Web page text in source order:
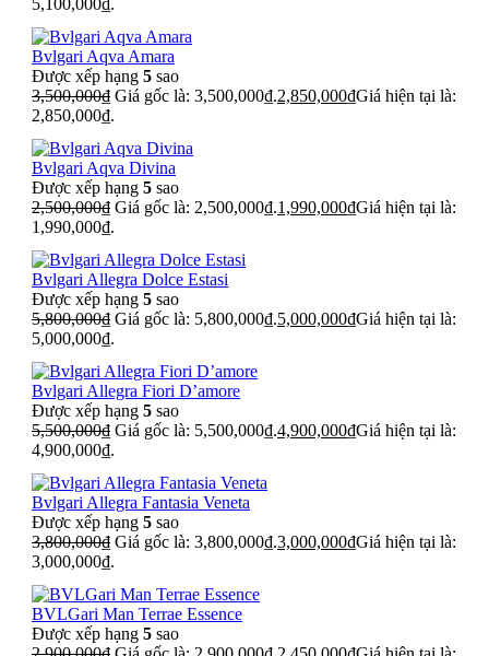
5,100,000₫.
Bvlgari Aqva Amara
Được xếp hạng 5 sao
3,500,000₫ Giá gốc là: 3,500,000₫.2,850,000₫Giá hiện tại là:
2,850,000₫.
Bvlgari Aqva Divina
Được xếp hạng 5 sao
2,500,000₫ Giá gốc là: 2,500,000₫.1,990,000₫Giá hiện tại là:
1,990,000₫.
Bvlgari Allegra Dolce Estasi
Được xếp hạng 5 sao
5,800,000₫ Giá gốc là: 5,800,000₫.5,000,000₫Giá hiện tại là:
5,000,000₫.
Bvlgari Allegra Fiori D’amore
Được xếp hạng 5 sao
5,500,000₫ Giá gốc là: 5,500,000₫.4,900,000₫Giá hiện tại là:
4,900,000₫.
Bvlgari Allegra Fantasia Veneta
Được xếp hạng 5 sao
3,800,000₫ Giá gốc là: 3,800,000₫.3,000,000₫Giá hiện tại là:
3,000,000₫.
BVLGari Man Terrae Essence
Được xếp hạng 5 sao